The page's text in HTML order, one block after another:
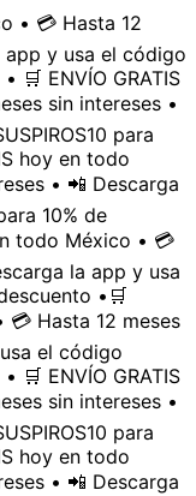
• 💳 Hasta 12
app y usa el código
🛒 ENVÍO GRATIS
sin intereses •
para
hoy en todo
• 📲 Descarga
10% de
todo México • 💳
la app y usa
• 🛒
💳 Hasta 12 meses
el código
🛒 ENVÍO GRATIS
sin intereses •
para
hoy en todo
• 📲 Descarga